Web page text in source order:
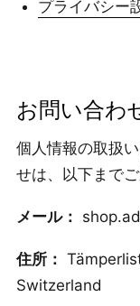
プライバシー
お問い合わ
個人情報の取扱
せは、以下までご
メール：
住所：
Switzerland